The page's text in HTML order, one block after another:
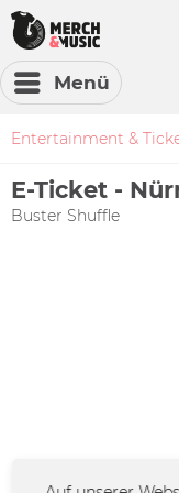
Menü
Entertainment &
E-Ticket -
Buster Shuffle